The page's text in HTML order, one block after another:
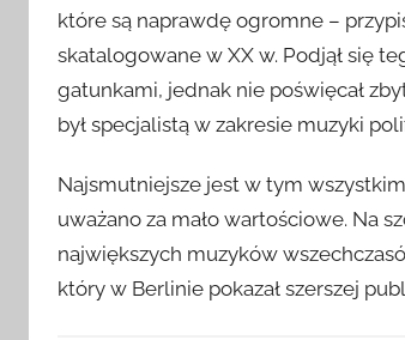
które są naprawdę ogromne –
skatalogowane w XX w. Podjął się
gatunkami, jednak nie poświęcał
był specjalistą w zakresie muzyki
Najsmutniejsze jest w tym
uważano za mało wartościowe. Na
największych muzyków
który w Berlinie pokazał szerszej